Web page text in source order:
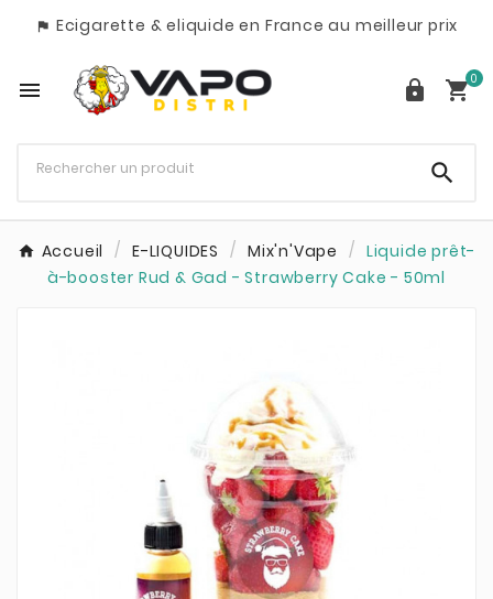
 Ecigarette & eliquide en France au meilleur prix
  0

Accueil E-LIQUIDES Mix'n'Vape
Liquide prêt-
à-booster Rud & Gad - Strawberry Cake - 50ml